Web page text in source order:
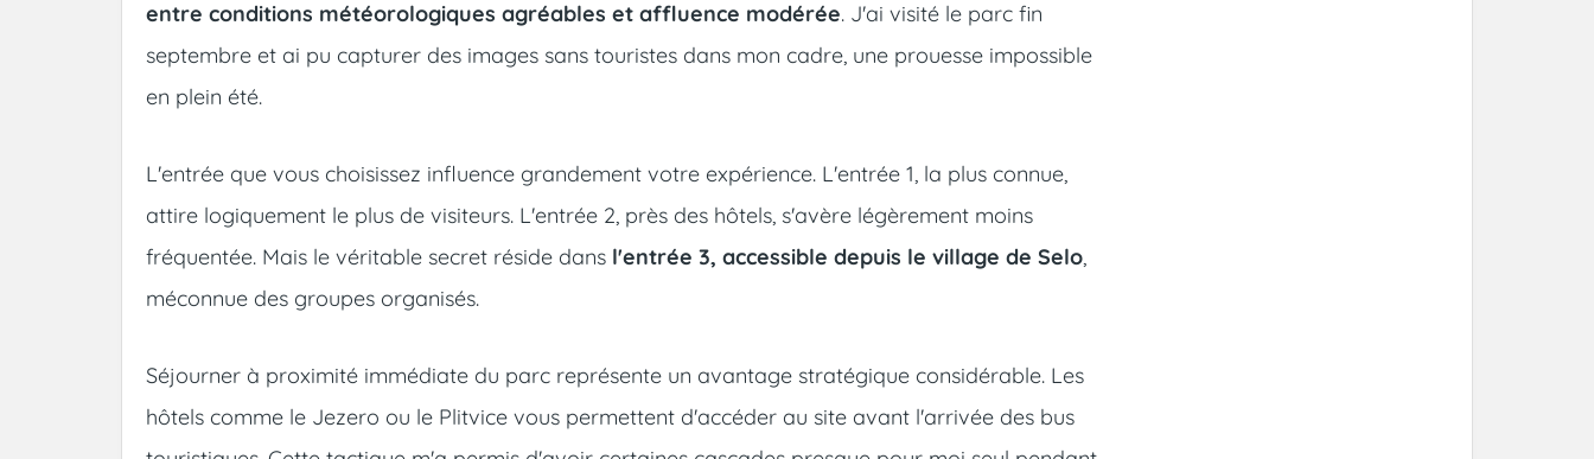
entre conditions météorologiques agréables et affluence modérée. J'ai visité le parc fin
septembre et ai pu capturer des images sans touristes dans mon cadre, une prouesse impossible
en plein été.
L'entrée que vous choisissez influence grandement votre expérience. L'entrée 1, la plus connue,
attire logiquement le plus de visiteurs. L'entrée 2, près des hôtels, s'avère légèrement moins
fréquentée. Mais le véritable secret réside dans l'entrée 3, accessible depuis le village de Selo,
méconnue des groupes organisés.
Séjourner à proximité immédiate du parc représente un avantage stratégique considérable. Les
hôtels comme le Jezero ou le Plitvice vous permettent d'accéder au site avant l'arrivée des bus